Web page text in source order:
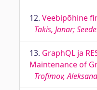
12. Veebipõhine
Takis, Janar;
13. GraphQL ja
Maintenance of
Trofimov,